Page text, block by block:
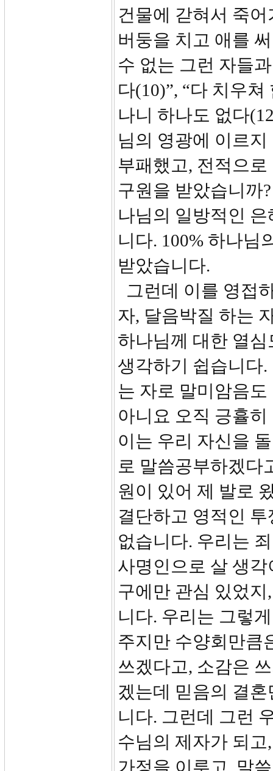
건물에 갇혀서 죽
버둥을 치고 애를
수 없는 그런 자들
다(10)”, “다 치우
나니 하나도 없다
님의 영광에 이르
부패했고, 전적으
구원을 받았습니까
나님의 일방적인
니다. 100% 하나님
받았습니다.
그런데 이를 영접
자, 달음박질 하는
하나님께 대한 열
생각하기 쉽습니다
는 자로 말미암음
아니요 오직 긍휼
이는 우리 자신을
로 말씀공부하겠다
원이 있어 제 발로
결단하고 영적인
없습니다. 우리는
사명인으로 살 생
구에만 관심 있었
니다. 우리는 그렇
주지만 수양회만큼
쓰겠다고, 소감은
겠는데 믿음의 결
니다. 그런데 그런
수님의 제자가 되
가정을 이루고, 말